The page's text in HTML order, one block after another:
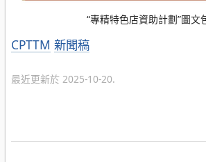
“專精特色店資助計劃”圖文
分
CPTTM 新聞稿
最近更新於 2025-10-20.